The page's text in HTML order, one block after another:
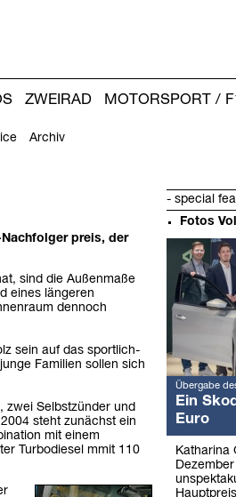
Archiv
ZWEIRAD MOTORSPORT /
Nachfolger preis, der
sind die Außenmaße
eines längeren
dennoch
sein auf das sportlich-
Familien sollen sich
zwei Selbstzünder und
steht zunächst ein
mit einem
Turbodiesel mmit 110
- special
Fotos
Weitere
Artikel:
Übergabe
Ein
Euro
Katharina